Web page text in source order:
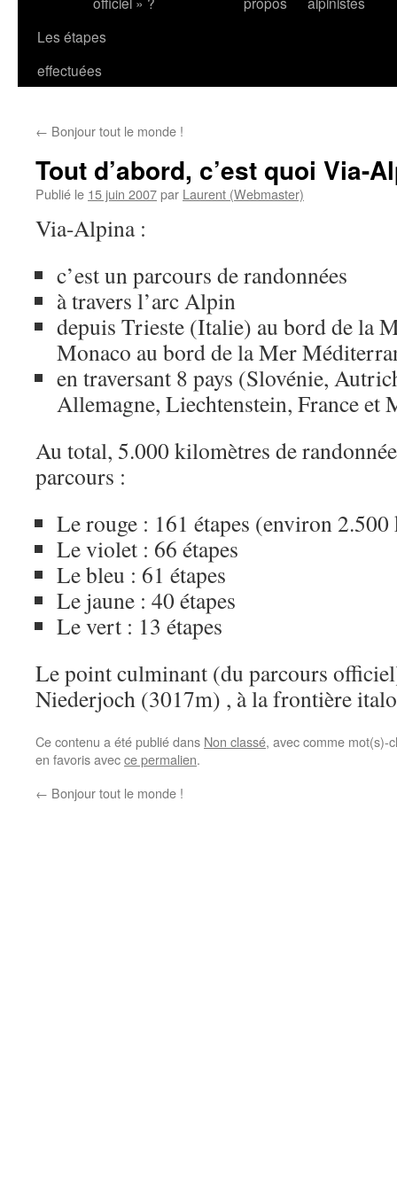
Les étapes
effectuées
← Bonjour tout le monde !
Tout d’abord, c’est quoi Via-
Publié le 15 juin 2007par Laurent (Webmaster)
Via-Alpina :
c’est un parcours de randonnées
à travers l’arc Alpin
depuis Trieste (Italie) au bord de la
Monaco au bord de la Mer
en traversant 8 pays (Slovénie,
Allemagne, Liechtenstein, France et
Au total, 5.000 kilomètres de
parcours :
Le rouge : 161 étapes (environ
Le violet : 66 étapes
Le bleu : 61 étapes
Le jaune : 40 étapes
Le vert : 13 étapes
Le point culminant (du parcours
Niederjoch (3017m) , à la frontière
Ce contenu a été publié dans Non classé, avec comme mot(s)-
en favoris avecce permalien.
← Bonjour tout le monde !